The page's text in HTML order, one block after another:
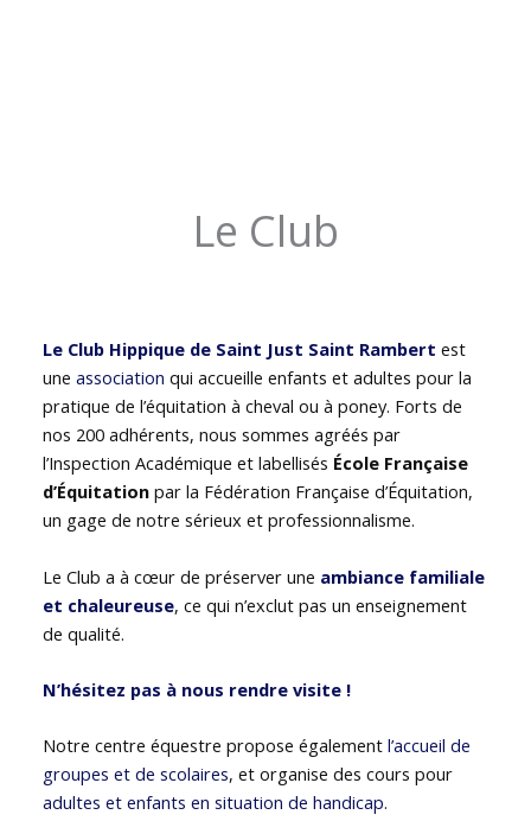
Le Club
Le Club Hippique de Saint Just Saint Rambert est
uneassociation qui accueille enfants et adultes pour la
pratique de l’équitation à cheval ou à poney. Forts de
nos 200 adhérents, nous sommes agréés par
l’Inspection Académique et labellisés École Française
d’Équitation par la Fédération Française d’Équitation,
un gage de notre sérieux et professionnalisme.
Le Club a à cœur de préserver une ambiance familiale
et chaleureuse, ce qui n’exclut pas un enseignement
de qualité.
N’hésitez pas à nous rendre visite !
Notre centre équestre propose égalementl’accueil de
groupes et de scolaires, et organise des cours pour
adultes et enfants en situation de handicap.